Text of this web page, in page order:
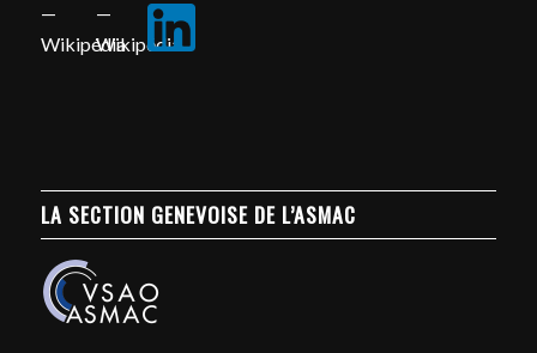
LA SECTION GENEVOISE DE L’ASMAC